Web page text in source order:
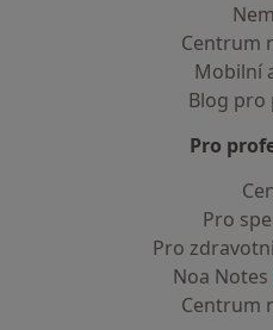
Centrum
Mobilní
Blog pro
Pro
Pro
Pro
Noa Notes
Centrum